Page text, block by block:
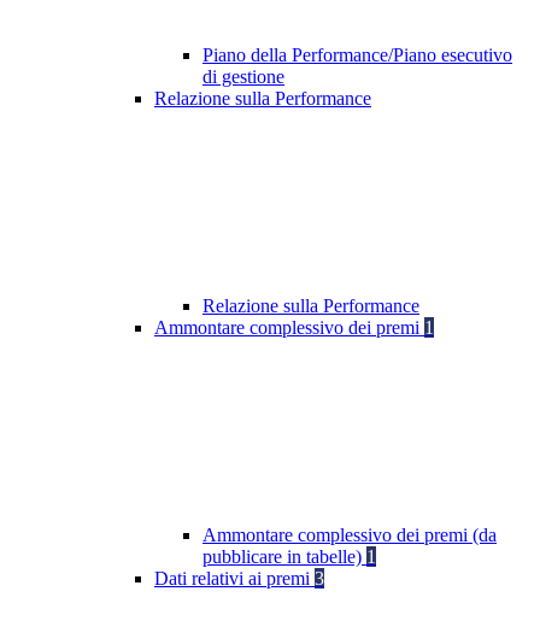
Piano della Performance/Piano esecutivo
di gestione
Relazione sulla Performance
Relazione sulla Performance
Ammontare complessivo dei premi 1
Ammontare complessivo dei premi (da
pubblicare in tabelle) 1
Dati relativi ai premi 3